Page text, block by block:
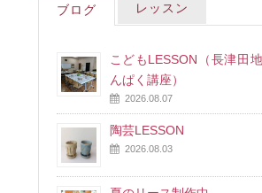
ブログ レッスン
こどもLESSON（長津田
んぱく講座）
2026.08.07
陶芸LESSON
2026.08.03